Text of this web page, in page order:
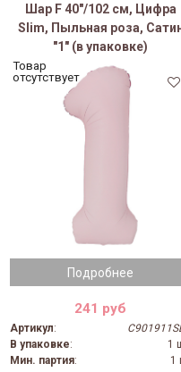
Шар F 40"/102 см, Цифра
Slim, Пыльная роза,
"1" (в упаковке)
Подробнее
Товар
отсутствует
241 руб
Артикул:
В упаковке:
1
Мин. партия:
1